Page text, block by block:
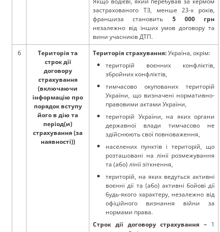
застрахованого ТЗ, менше 23-х років,
франшиза становить 5 000 грн
незалежно від інших умов договору та
вини учасників ДТП.
6
Територія та
строк дії
договору
страхування
(включаючи
інформацію про
порядок вступу
його в дію та
період(и)
страхування (за
наявності))
Територія страхування:Україна, окрім:
територій воєнних конфліктів,
збройних конфліктів,
тимчасово окупованих територій
України, що визначені нормативно-
правовими актами України,
територій України, на яких органи
державної влади тимчасово не
здійснюють свої повноваження,
населених пунктів і територій, що
розташовані на лінії розмежування
та (або) лінії зіткнення,
територій, на яких ведуться активні
воєнні дії та (або) активні бойові дії
будь-якого характеру, незалежно від
офіційного визнання війни за
нормами права.
Строк дії договору страхування – 1